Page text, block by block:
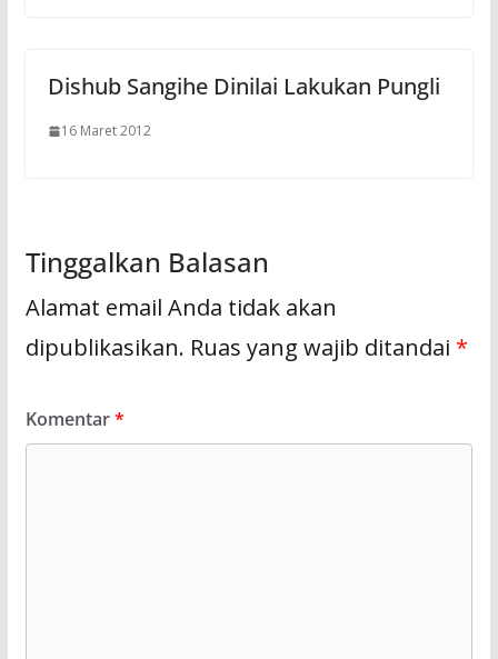
Dishub Sangihe Dinilai Lakukan Pungli
16 Maret 2012
Tinggalkan Balasan
Alamat email Anda tidak akan
dipublikasikan. Ruas yang wajib ditandai *
Komentar*